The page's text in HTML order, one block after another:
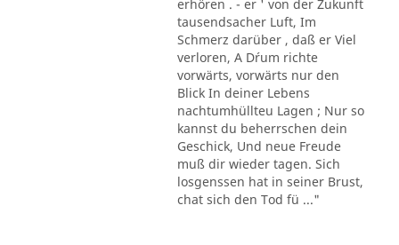
erhören . - er ' von der Zukunft
tausendsacher Luft, Im
Schmerz darüber , daß er Viel
verloren, A D´rum richte
vorwärts, vorwärts nur den
Blick In deiner Lebens
nachtumhüllteu Lagen ; Nur so
kannst du beherrschen dein
Geschick, Und neue Freude
muß dir wieder tagen. Sich
losgenssen hat in seiner Brust,
chat sich den Tod fü ..."